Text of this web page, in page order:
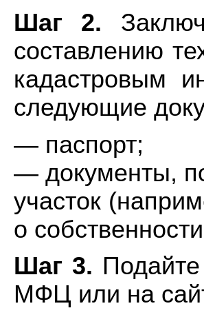
Шаг 2.
составлению
кадастровым
следующие
— паспорт;
— документы,
участок
о
Шаг 3.
МФЦ или на